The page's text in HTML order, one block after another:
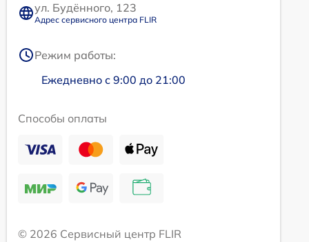
ул. Будённого, 123
Адрес сервисного центра FLIR
Режим работы:
Ежедневно с 9:00 до 21:00
Способы оплаты
© 2026 Сервисный центр FLIR